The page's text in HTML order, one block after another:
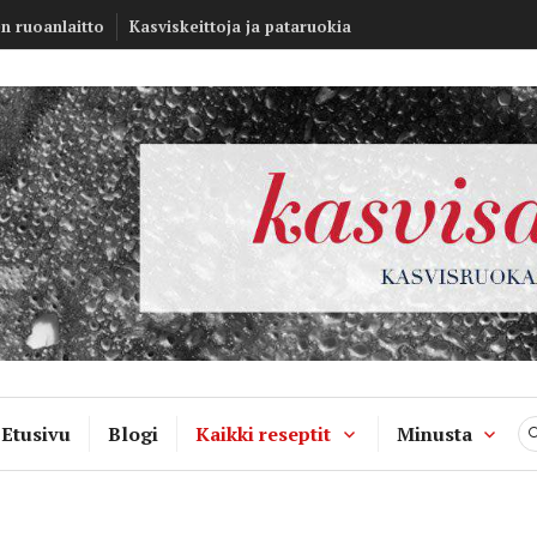
ruoanlaitto Kasviskeittoja ja pataruokia
Kasvisannos –
Etusivu Blogi Kaikki reseptit Minusta